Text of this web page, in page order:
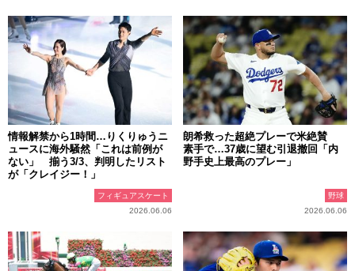
情報解禁から1時間…りくりゅうニ
ュースに海外騒然「これは前例が
ない」 揃う3/3、判明したリスト
が「クレイジー！」
フィギュアスケート
2026.06.06
朗希救った超絶プレーで米絶賛
素手で…37歳に望む引退撤回「内
野手史上最高のプレー」
野球
2026.06.06